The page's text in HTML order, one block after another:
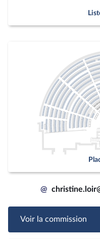
@
Voir la commission